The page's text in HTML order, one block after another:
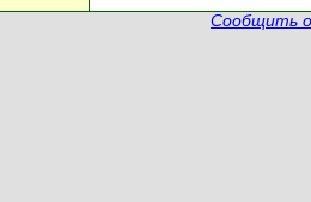
Сообщить о